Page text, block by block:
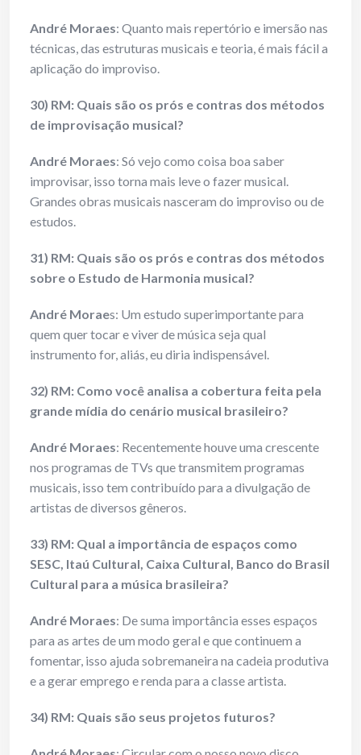
André Moraes: Quanto mais repertório e imersão nas
técnicas, das estruturas musicais e teoria, é mais fácil a
aplicação do improviso.
30) RM: Quais são os prós e contras dos métodos
de improvisação musical?
André Moraes: Só vejo como coisa boa saber
improvisar, isso torna mais leve o fazer musical.
Grandes obras musicais nasceram do improviso ou de
estudos.
31) RM: Quais são os prós e contras dos métodos
sobre o Estudo de Harmonia musical?
André Moraes: Um estudo superimportante para
quem quer tocar e viver de música seja qual
instrumento for, aliás, eu diria indispensável.
32) RM: Como você analisa a cobertura feita pela
grande mídia do cenário musical brasileiro?
André Moraes: Recentemente houve uma crescente
nos programas de TVs que transmitem programas
musicais, isso tem contribuído para a divulgação de
artistas de diversos gêneros.
33) RM: Qual a importância de espaços como
SESC, Itaú Cultural, Caixa Cultural, Banco do Brasil
Cultural para a música brasileira?
André Moraes: De suma importância esses espaços
para as artes de um modo geral e que continuem a
fomentar, isso ajuda sobremaneira na cadeia produtiva
e a gerar emprego e renda para a classe artista.
34) RM: Quais são seus projetos futuros?